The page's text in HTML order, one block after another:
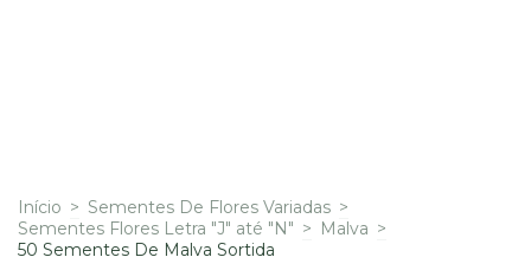
Início > Sementes De Flores Variadas >
Sementes Flores Letra "J" até "N" > Malva >
50 Sementes De Malva Sortida